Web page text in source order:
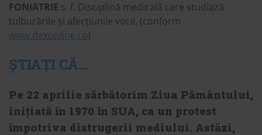
FONIATRIE s. f. Disciplină medicală care studiază
tulburările și afecțiunile vocii. (conform
www.dexonline.ro)
ȘTIAȚI CĂ…
Pe 22 aprilie sărbătorim Ziua Pământului,
inițiată în 1970 în SUA, ca un protest
împotriva distrugerii mediului. Astăzi,